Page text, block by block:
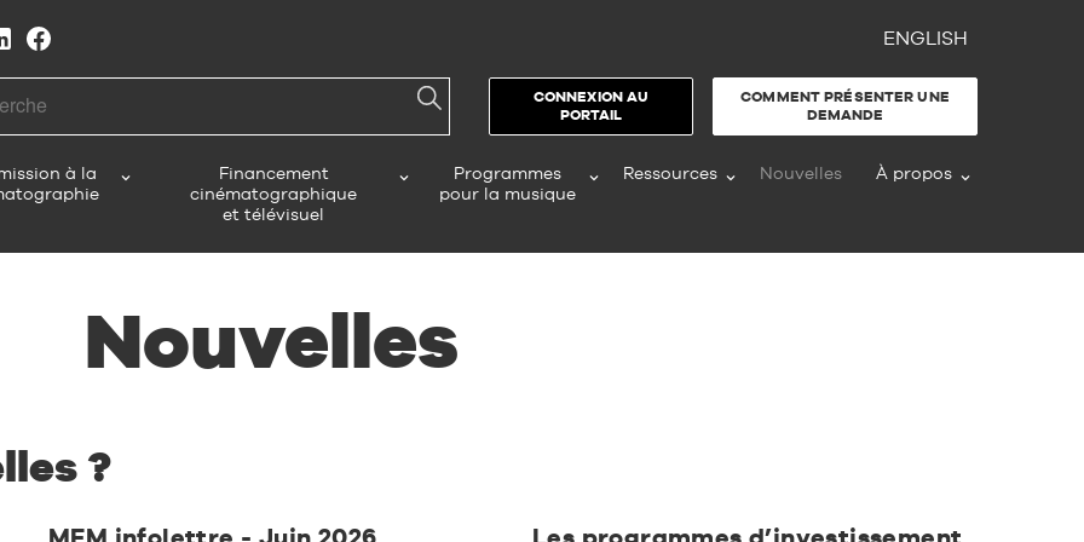
ENGLISH
CONNEXION AU
PORTAIL
COMMENT PRÉSENTER UNE
DEMANDE
à la
Financement
cinématographique
et télévisuel
Programmes
pour la musique
Ressources Nouvelles À propos
Nouvelles
?